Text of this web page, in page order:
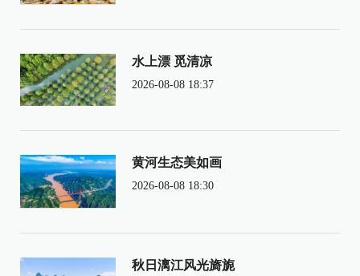
水上漂 觅清凉
2026-08-08 18:37
黄河生态美如画
2026-08-08 18:30
秋日漓江风光旖旎